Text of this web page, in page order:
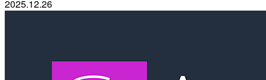
2025.12.26